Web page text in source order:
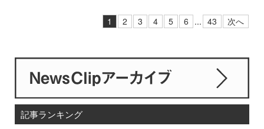
1 2 3 4 5 6 ... 43 次へ
記事ランキング